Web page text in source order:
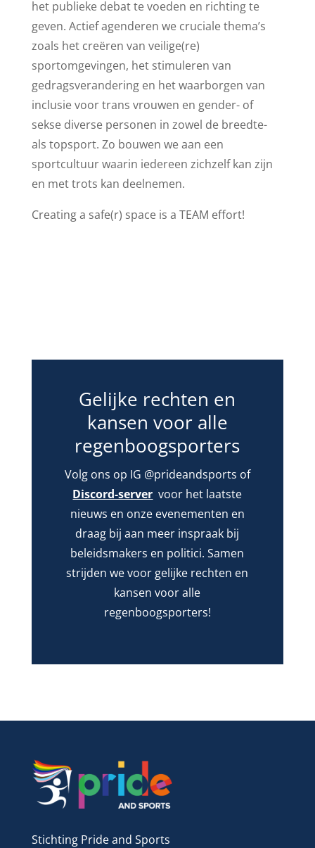
het publieke debat te voeden en richting te
geven. Actief agenderen we cruciale thema’s
zoals het creëren van veilige(re)
sportomgevingen, het stimuleren van
gedragsverandering en het waarborgen van
inclusie voor trans vrouwen en gender- of
sekse diverse personen in zowel de breedte-
als topsport. Zo bouwen we aan een
sportcultuur waarin iedereen zichzelf kan zijn
en met trots kan deelnemen.
Creating a safe(r) space is a TEAM effort!
Gelijke rechten en
kansen voor alle
regenboogsporters
Volg ons op IG @prideandsports of
Discord-server voor het laatste
nieuws en onze evenementen en
draag bij aan meer inspraak bij
beleidsmakers en politici. Samen
strijden we voor gelijke rechten en
kansen voor alle
regenboogsporters!
Stichting Pride and Sports